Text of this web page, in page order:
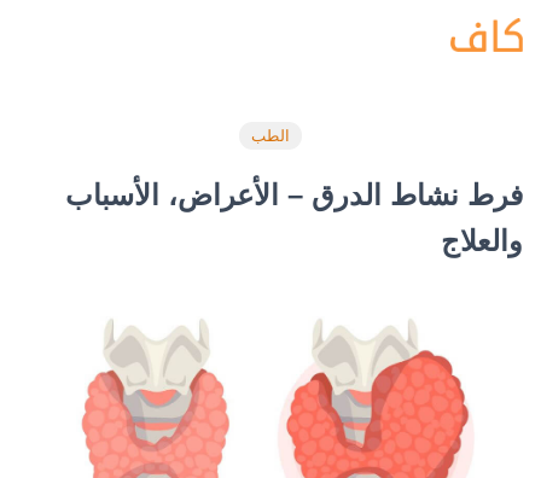
الطب
فرط نشاط الدرق – الأعراض، الأسباب
والعلاج